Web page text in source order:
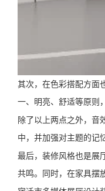
其次，在色彩搭配方面
一、明亮、舒适等原则
除了以上两点之外，音
中，并加强对主题的记
最后，装修风格也是展
共鸣。同时，在家具摆